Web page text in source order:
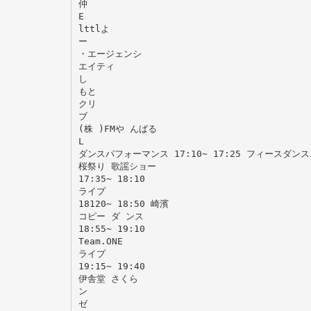
仲
E
lttlよ
ー
・エージェンシ
エイティ
し
もと
クリ
ブ
(株 )FMや んばる
L
ダンスパフォーマンス 17:10∼ 17:25 フィースダンス
桜祭り 歌謡ショー
17:35∼ 18:10
ライプ
18120∼ 18:50 崎濱
コピー ダ ンス
18:55∼ 19:10
Team.ONE
ライプ
19:15∼ 19:40
伊舎堂 さくら
ン
ゼ